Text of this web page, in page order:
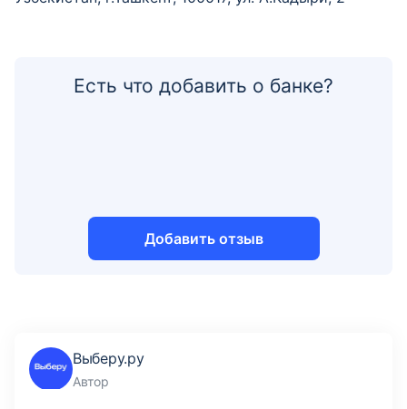
Есть что добавить о банке?
Добавить отзыв
Выберу.ру
Автор